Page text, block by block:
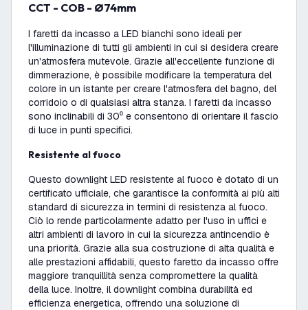
CCT - COB - Ø74mm
I faretti da incasso a LED bianchi sono ideali per
l'illuminazione di tutti gli ambienti in cui si desidera creare
un'atmosfera mutevole. Grazie all'eccellente funzione di
dimmerazione, è possibile modificare la temperatura del
colore in un istante per creare l'atmosfera del bagno, del
corridoio o di qualsiasi altra stanza. I faretti da incasso
sono inclinabili di 30⁰ e consentono di orientare il fascio
di luce in punti specifici.
Resistente al fuoco
Questo downlight LED resistente al fuoco è dotato di un
certificato ufficiale, che garantisce la conformità ai più alti
standard di sicurezza in termini di resistenza al fuoco.
Ciò lo rende particolarmente adatto per l'uso in uffici e
altri ambienti di lavoro in cui la sicurezza antincendio è
una priorità. Grazie alla sua costruzione di alta qualità e
alle prestazioni affidabili, questo faretto da incasso offre
maggiore tranquillità senza compromettere la qualità
della luce. Inoltre, il downlight combina durabilità ed
efficienza energetica, offrendo una soluzione di